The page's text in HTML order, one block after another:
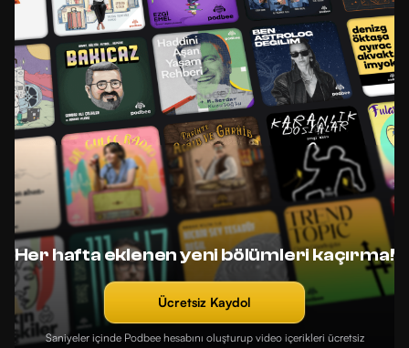
Her hafta eklenen yeni bölümleri kaçırma!
Ücretsiz Kaydol
Saniyeler içinde Podbee hesabını oluşturup video içerikleri ücretsiz